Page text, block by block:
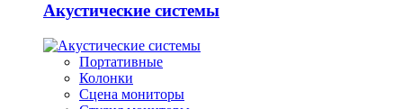
Акустические системы
Портативные
Колонки
Сцена мониторы